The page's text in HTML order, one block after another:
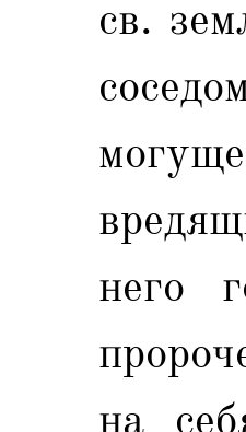
св.
него
на